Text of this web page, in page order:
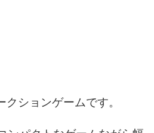
ションゲームです。